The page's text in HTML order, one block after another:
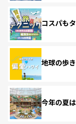
コスパも
地球の歩
今年の夏